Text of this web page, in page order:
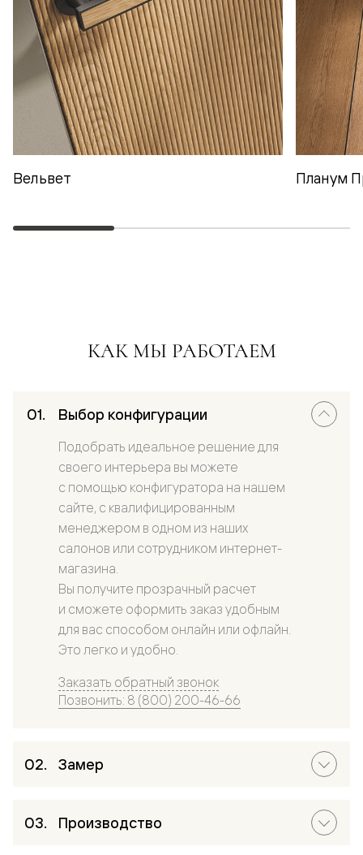
Вельвет Планум
КАК МЫ РАБОТАЕМ
Выбор конфигурации
Подобрать идеальное решение для
своего интерьера вы можете
с помощью конфигуратора на нашем
сайте, с квалифицированным
менеджером в одном из наших
салонов или сотрудником интернет-
магазина.
Вы получите прозрачный расчет
и сможете оформить заказ удобным
для вас способом онлайн или офлайн.
Это легко и удобно.
Заказать обратный звонок
Позвонить: 8 (800) 200-46-66
Замер
Производство